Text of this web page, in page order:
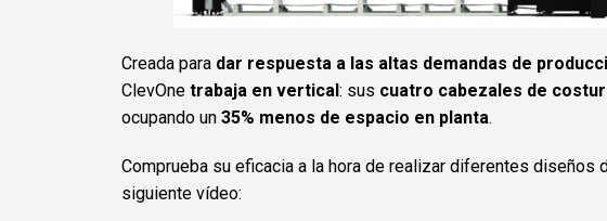
Creada para dar respuesta a las altas demandas de
ClevOne trabaja en vertical: sus cuatro cabezales de
ocupando un 35% menos de espacio en planta.
Comprueba su eficacia a la hora de realizar diferentes
siguiente vídeo: